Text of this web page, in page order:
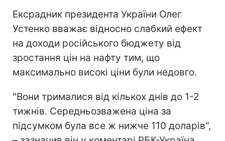
Ексрадник президента України Олег
Устенко вважає відносно слабкий ефект
на доходи російського бюджету від
зростання цін на нафту тим, що
максимально високі ціни були недовго.
"Вони трималися від кількох днів до 1-2
тижнів. Середньозважена ціна за
підсумком була все ж нижче 110 доларів",